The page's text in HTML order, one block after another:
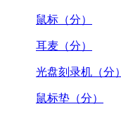
鼠标（分）
耳麦（分）
光盘刻录机（分）
鼠标垫（分）